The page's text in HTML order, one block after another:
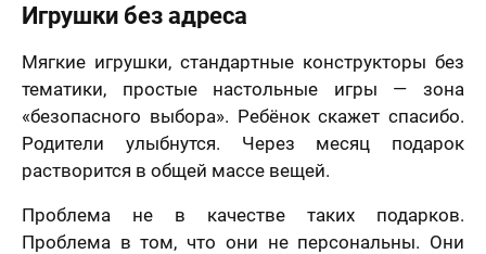
Игрушки без адреса
Мягкие игрушки, стандартные конструкторы без
тематики, простые настольные игры — зона
«безопасного выбора». Ребёнок скажет спасибо.
Родители улыбнутся. Через месяц подарок
растворится в общей массе вещей.
Проблема не в качестве таких подарков.
Проблема в том, что они не персональны. Они